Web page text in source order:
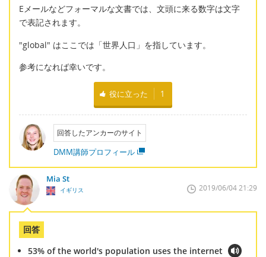
Eメールなどフォーマルな文書では、文頭に来る数字は文字
で表記されます。
"global" はここでは「世界人口」を指しています。
参考になれば幸いです。
役に立った 1
回答したアンカーのサイト
DMM講師プロフィール
Mia St
イギリス 2019/06/04 21:29
回答
53% of the world's population uses the internet